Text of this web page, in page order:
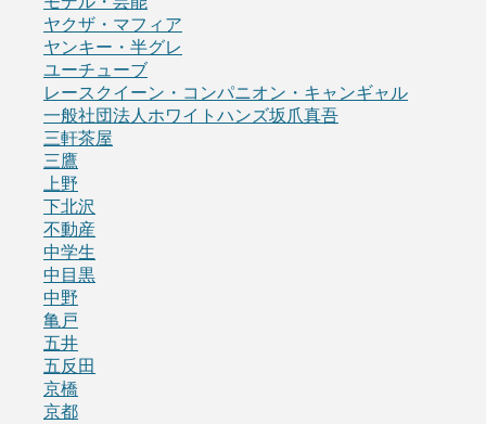
ヤクザ・マフィア
ヤンキー・半グレ
ユーチューブ
レースクイーン・コンパニオン・キャンギャル
一般社団法人ホワイトハンズ坂爪真吾
三軒茶屋
三鷹
上野
下北沢
不動産
中学生
中目黒
中野
亀戸
五井
五反田
京橋
京都